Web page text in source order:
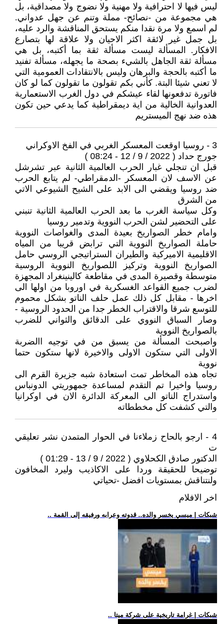
ليس فيها لا احترافية ولا مهنية ولا نضوج ولا مصداقية، بل
هي مجموعة من -نصائح- مملة وتنم عن جهل عدواني.
لم اسمع ولا مرة نقدا منكم يستحق المناقشة والرد عليه،
بل جمل غير لائقة اكثر الاحيان ولا علاقة لها بتصارع
الافكار. المسألة ليست مسألة ثقة بما أكتبه، بل هي
مسألة ثقة الجاهل بالشيء بصحة ما يجهله، مسألة تفنيد
ما أكتبه بالحجة والبرهان وليس بالانتقادات العمومية التي
لا تعني شيئا البتة. كأني بكم تقولون ما تقولون كما لو كان
فاتورة تدفعونها لقاء عيشكم في دول الغرب الاستعمارية
العدوانية الخالية من اية ديمقراطية كما يدعي حين تكون
هذه ضد نهج الميستريم
3 - روسيا اوقعت المعسكر الغربي في الفخ الاوكراني
جورج حداد ( 2022 / 9 / 12 - 08:24 )
قبل ان تنجلي غبار الحرب العالمية الثانية عبر تشرشل
عن الاسف لان المعسكر -الدمقراطي- لم يتابع الحرب
ضد روسيا ويقضي الى الابد على الشيح الشيوعي الاتي
من الشرق
وكل سياسة الغرب ما بعد الحرب العالمية الثانية تنبني
على التحضير لشن الحرب النووية وتدمير روسيا
وامام خطر الصواريخ بعيدة المدى والغواصات النووية
حاملة الصواريخ النووية التي ترابض قريبا من المياه
الاقليمية الاميركية والطيران الستراتيجي الروسي حامل
الصواريخ النووية وتركيز اللصواريخ النووية الروسية
متوسطة وقصيرة المدى في مقاطعة كالينينغراد المجهزة
لضرب جميع القواعد الغسكرية في اوروبا من اولها الى
اخرها - مقابل كل ذلك عمل حلف الناتو بشكل محموم
للتوسع شرقا والاقتراب الخطر جدا من الحدود الروسية -
وصار السباق النووي على الدقائق والثواني للضرب
بالصواريخ النووية
واصبحت المسألة من يسبق من في توجيه االضربة
الاولى التي ستكون الاولى والاخيرة لانها ستكون حتما
نووية
تجاه هذه المخاطر تمت استعادة شبه جزيرة القرم الى
روسيا واخيرا تم التقدم لمساعدة جمهوريتي الدونباس
واستدراج الناتو الى المعركة الدائرة الان في اوكرانيا
والتي كشفت كل مخططاته
4 - ارجو بالحاح زملاءنا في الحوار المتمدن نشر تعليقي
ت
الدكتور صادق الكحلاوي ( 2022 / 9 / 13 - 01:29 )
توضيحا للحقيقة وردا على الاكاذيب وليرد المخافون
ولنتناقش بمستويات افضل -تحياتي
اخر الافلام
.. شبكات | ميسي يخسر والده.. قدوته وعرابه ورفيقه إلى القمة
.. شبكات | غرامة تاريخية على شركة ميتا